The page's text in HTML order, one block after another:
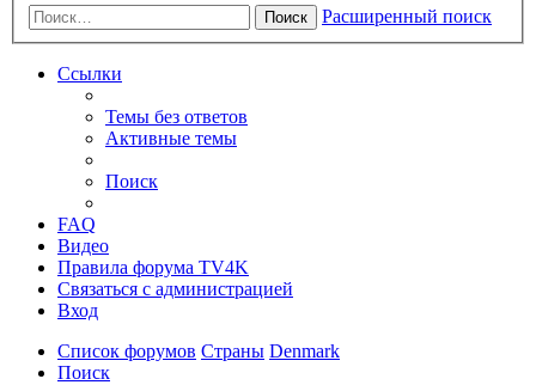
Поиск Расширенный поиск
Ссылки
Темы без ответов
Активные темы
Поиск
FAQ
Видео
Правила форума TV4K
Связаться с администрацией
Вход
Список форумов Страны Denmark
Поиск